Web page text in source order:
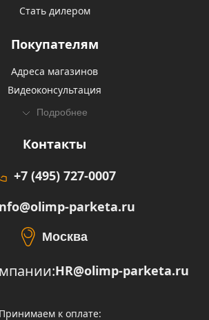
Стать дилером
Покупателям
Адреса магазинов
Видеоконсультация
Подробнее
Контакты
+7 (495) 727-0007
parketa.ru
Москва
HR@olimp-parketa.ru
Принимаем к оплате: